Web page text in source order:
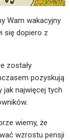
Wam wakacyjny
się dopiero z
zostały
pozyskują
jak najwięcej tych
wiemy, że
wzrostu pensji